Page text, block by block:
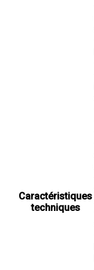
Caractéristiques
techniques